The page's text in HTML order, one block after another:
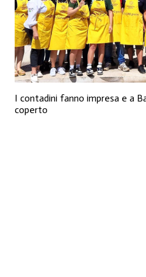
I contadini fanno impresa e a
coperto